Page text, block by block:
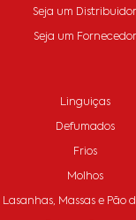
Seja um Distribuidor
Seja um Fornecedor
Linguiças
Defumados
Frios
Molhos
Lasanhas, Massas e Pão